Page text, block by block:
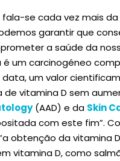
se cada vez mais da
garantir que
a saúde da
um carcinogéneo
data, um valor
de vitamina D sem
(AAD) e da Skin
com este fim”.
obtenção da
vitamina D, como